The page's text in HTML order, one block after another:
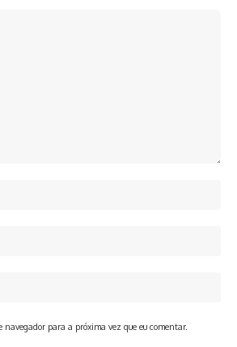
navegador para a próxima vez que eu comentar.